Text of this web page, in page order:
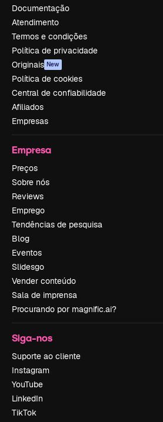
Documentação
Atendimento
Termos e condições
Política de privacidade
Originais New
Política de cookies
Central de confiabilidade
Afiliados
Empresas
Empresa
Preços
Sobre nós
Reviews
Emprego
Tendências de pesquisa
Blog
Eventos
Slidesgo
Vender conteúdo
Sala de imprensa
Procurando por magnific.ai?
Siga-nos
Suporte ao cliente
Instagram
YouTube
LinkedIn
TikTok